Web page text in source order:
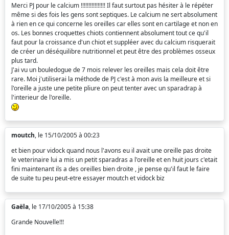
Merci PJ pour le calcium !!!!!!!!!!!!!!!! Il faut surtout pas hésiter à le répéter
même si des fois les gens sont septiques. Le calcium ne sert absolument
à rien en ce qui concerne les oreilles car elles sont en cartilage et non en
os. Les bonnes croquettes chiots contiennent absolument tout ce qu'il
faut pour la croissance d'un chiot et suppléer avec du calcium risquerait
de créer un déséquilibre nutritionnel et peut être des problèmes osseux
plus tard.
J'ai vu un bouledogue de 7 mois relever les oreilles mais cela doit être
rare. Moi j'utiliserai la méthode de PJ c'est à mon avis la meilleure et si
l'oreille a juste une petite pliure on peut tenter avec un sparadrap à
l'interieur de l'oreille.
moutch, le 15/10/2005 à 00:23
et bien pour vidock quand nous l'avons eu il avait une oreille pas droite
le veterinaire lui a mis un petit sparadras a l'oreille et en huit jours c'etait
fini maintenant ils a des oreilles bien droite , je pense qu'il faut le faire
de suite tu peu peut-etre essayer moutch et vidock biz
Gaëla, le 17/10/2005 à 15:38
Grande Nouvelle!!!